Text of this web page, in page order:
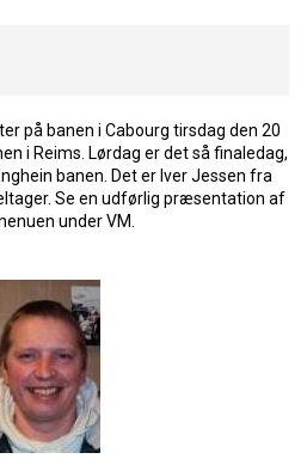
på banen i Cabourg tirsdag den 20
i Reims. Lørdag er det så finaledag,
banen. Det er Iver Jessen fra
Se en udførlig præsentation af
under VM.